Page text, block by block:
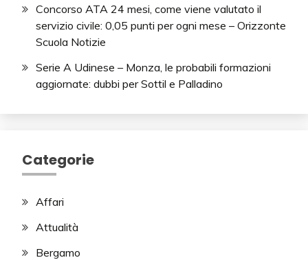
Concorso ATA 24 mesi, come viene valutato il
servizio civile: 0,05 punti per ogni mese – Orizzonte
Scuola Notizie
Serie A Udinese – Monza, le probabili formazioni
aggiornate: dubbi per Sottil e Palladino
Categorie
Affari
Attualità
Bergamo